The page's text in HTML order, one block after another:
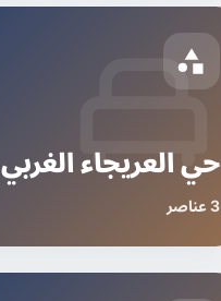
حي العريجاء الغربي
3 عناصر